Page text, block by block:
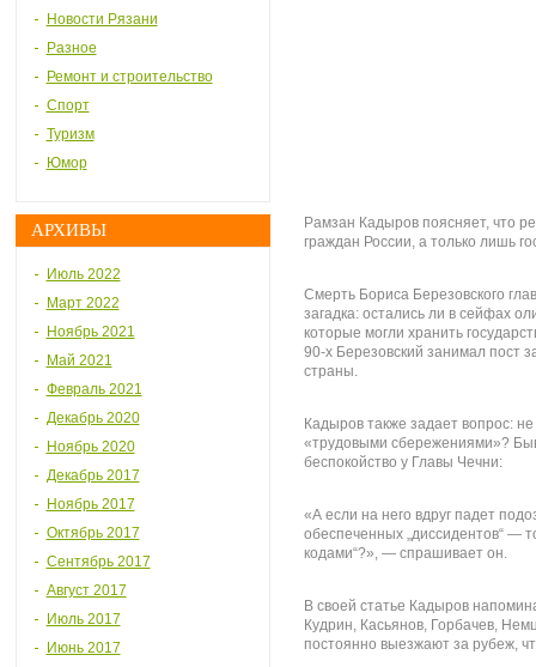
Новости Рязани
Разное
Ремонт и строительство
Спорт
Туризм
Юмор
АРХИВЫ
Июль 2022
Март 2022
Ноябрь 2021
Май 2021
Февраль 2021
Декабрь 2020
Ноябрь 2020
Декабрь 2017
Ноябрь 2017
Октябрь 2017
Сентябрь 2017
Август 2017
Июль 2017
Июнь 2017
Рамзан Кадыров поясняет, что
граждан России, а только лишь
Смерть Бориса Березовского
загадка: остались ли в сейфах
которые могли хранить
90-х Березовский занимал пост
страны.
Кадыров также задает вопрос:
«трудовыми сбережениями»?
беспокойство у Главы Чечни:
«А если на него вдруг падет
обеспеченных „диссидентов“ —
кодами“?», — спрашивает он.
В своей статье Кадыров
Кудрин, Касьянов, Горбачев,
постоянно выезжают за рубеж,